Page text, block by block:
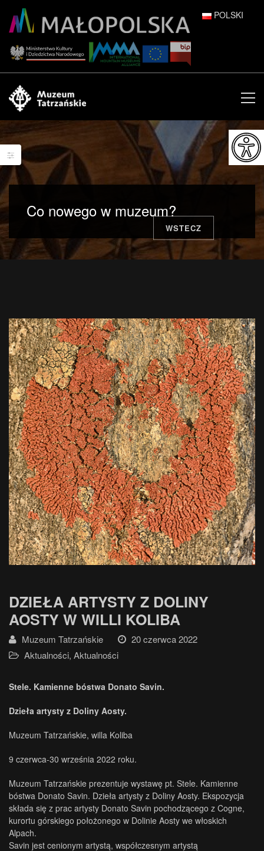
POLSKI
ENGLISH
ESPAÑOL
FRANÇAIS
ITALIANO
日本語
Co nowego w muzeum?
WSTECZ
DZIEŁA ARTYSTY Z DOLINY
AOSTY W WILLI KOLIBA
Muzeum Tatrzańskie
20 czerwca 2022
Aktualności, Aktualności
Stele. Kamienne bóstwa Donato Savin.
Dzieła artysty z Doliny Aosty.
Muzeum Tatrzańskie, willa Koliba
9 czerwca-30 września 2022 roku.
Muzeum Tatrzańskie prezentuje wystawę pt. Stele. Kamienne
bóstwa Donato Savin. Dzieła artysty z Doliny Aosty. Ekspozycja
składa się z prac artysty Donato Savin pochodzącego z Cogne,
kurortu górskiego położonego w Dolinie Aosty we włoskich
Alpach.
Savin jest cenionym artystą, współczesnym artystą